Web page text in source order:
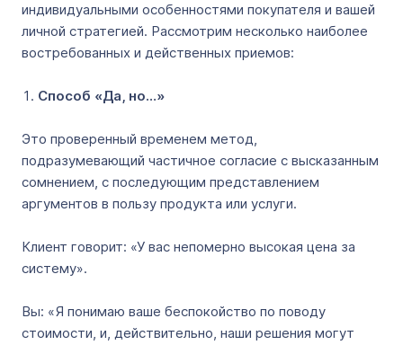
индивидуальными особенностями покупателя и вашей
личной стратегией. Рассмотрим несколько наиболее
востребованных и действенных приемов:
Способ «Да, но…»
Это проверенный временем метод,
подразумевающий частичное согласие с высказанным
сомнением, с последующим представлением
аргументов в пользу продукта или услуги.
Клиент говорит: «У вас непомерно высокая цена за
систему».
Вы: «Я понимаю ваше беспокойство по поводу
стоимости, и, действительно, наши решения могут